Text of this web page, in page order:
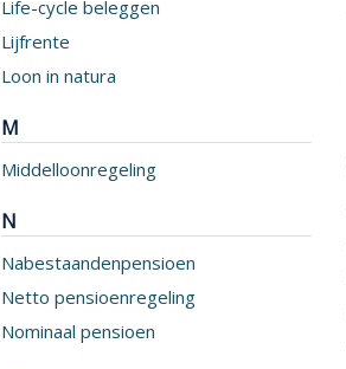
Life-cycle beleggen
Lijfrente
Loon in natura
M
Middelloonregeling
N
Nabestaandenpensioen
Netto pensioenregeling
Nominaal pensioen